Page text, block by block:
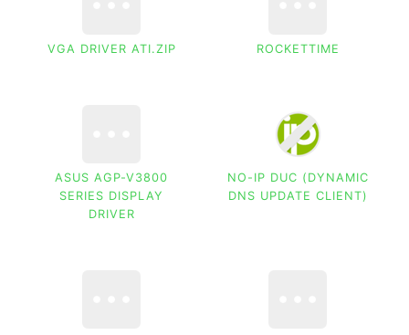
VGA DRIVER ATI.ZIP ROCKETTIME
ASUS AGP-V3800
SERIES DISPLAY
DRIVER
NO-IP DUC (DYNAMIC
DNS UPDATE CLIENT)